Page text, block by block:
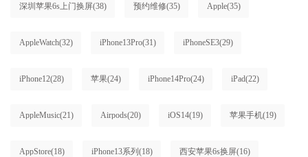
深圳苹果6s上门换屏(38) 预约维修(35) Apple(35)
AppleWatch(32) iPhone13Pro(31) iPhoneSE3(29)
iPhone12(28) 苹果(24) iPhone14Pro(24) iPad(22)
AppleMusic(21) Airpods(20) iOS14(19) 苹果手机(19)
AppStore(18) iPhone13系列 (18) 西安苹果6s换屏(16)